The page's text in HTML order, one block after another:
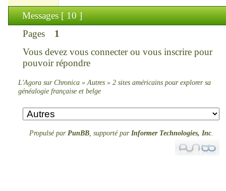
Messages [ 10 ]
Pages
1
Vous devez vous connecterou vous inscrirepour
pouvoir répondre
L'Agora sur Chronica »Autres »2 sites américains pour explorer sa
généalogie française et belge
Propulsé par PunBB, supporté par Informer Technologies, Inc.